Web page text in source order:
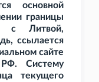
основной
границы
с Литвой,
ссылается
сайте
РФ. Систему
текущего